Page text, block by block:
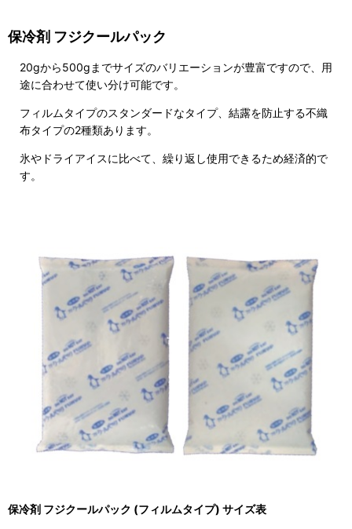
保冷剤 フジクールパック
20gから500gまでサイズのバリエーションが豊富ですので、用
途に合わせて使い分け可能です。
フィルムタイプのスタンダードなタイプ、結露を防止する不織
布タイプの2種類あります。
氷やドライアイスに比べて、繰り返し使用できるため経済的で
す。
保冷剤 フジクールパック (フィルムタイプ) サイズ表